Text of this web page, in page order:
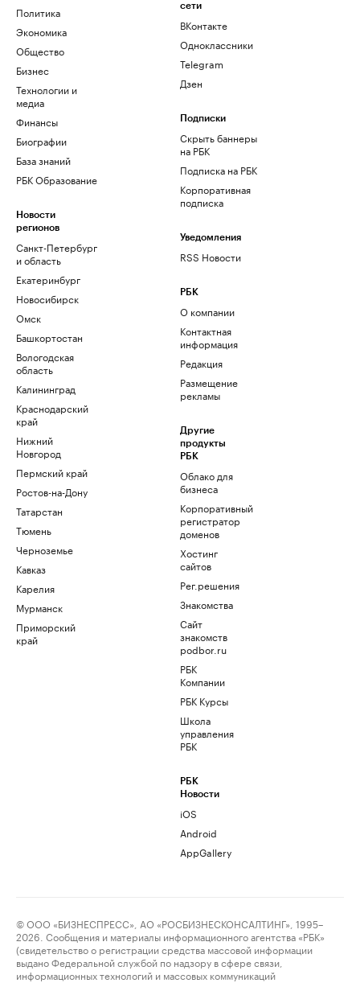
Политика
Экономика
Общество
Бизнес
Технологии и
медиа
Финансы
Биографии
База знаний
РБК Образование
Новости
регионов
Санкт-Петербург
и область
Екатеринбург
Новосибирск
Омск
Башкортостан
Вологодская
область
Калининград
Краснодарский
край
Нижний
Новгород
Пермский край
Ростов-на-Дону
Татарстан
Тюмень
Черноземье
Кавказ
Карелия
Мурманск
Приморский
край
сети
ВКонтакте
Одноклассники
Telegram
Дзен
Подписки
Скрыть баннеры
на РБК
Подписка на РБК
Корпоративная
подписка
Уведомления
RSS Новости
РБК
О компании
Контактная
информация
Редакция
Размещение
рекламы
Другие
продукты
РБК
Облако для
бизнеса
Корпоративный
регистратор
доменов
Хостинг
сайтов
Рег.решения
Знакомства
Сайт
знакомств
podbor.ru
РБК
Компании
РБК Курсы
Школа
управления
РБК
РБК
Новости
iOS
Android
AppGallery
© ООО «БИЗНЕСПРЕСС», АО «РОСБИЗНЕСКОНСАЛТИНГ», 1995–
2026. Сообщения и материалы информационного агентства «РБК»
(свидетельство о регистрации средства массовой информации
выдано Федеральной службой по надзору в сфере связи,
информационных технологий и массовых коммуникаций